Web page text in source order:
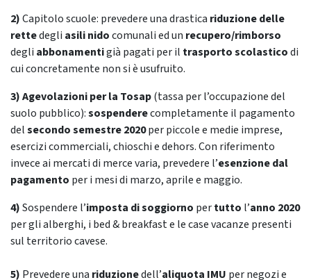
2)Capitolo scuole: prevedere una drastica riduzione delle
rettedegli asili nidocomunali ed un recupero/rimborso
degli abbonamentigià pagati per il trasporto scolasticodi
cui concretamente non si è usufruito.
3)Agevolazioni per la Tosap(tassa per l’occupazione del
suolo pubblico):sospenderecompletamente il pagamento
delsecondo semestre 2020per piccole e medie imprese,
esercizi commerciali, chioschi e dehors. Con riferimento
invece ai mercati di merce varia, prevedere l’esenzione dal
pagamento per i mesi di marzo, aprile e maggio.
4)Sospendere l’imposta di soggiorno pertutto l’anno 2020
per gli alberghi, i bed & breakfast e le case vacanze presenti
sul territorio cavese.
5) Prevedere una riduzionedell’aliquota IMU per negozi e